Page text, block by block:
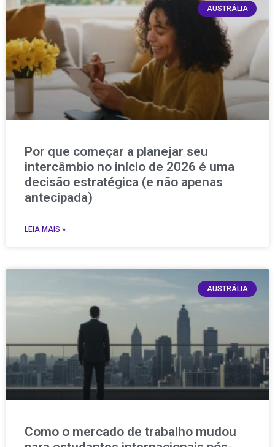
AUSTRÁLIA
Por que começar a planejar seu
intercâmbio no início de 2026 é uma
decisão estratégica (e não apenas
antecipada)
LEIA MAIS »
AUSTRÁLIA
Como o mercado de trabalho mudou